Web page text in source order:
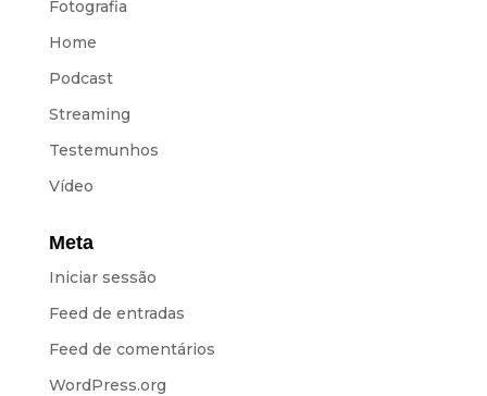
Fotografia
Home
Podcast
Streaming
Testemunhos
Vídeo
Meta
Iniciar sessão
Feed de entradas
Feed de comentários
WordPress.org